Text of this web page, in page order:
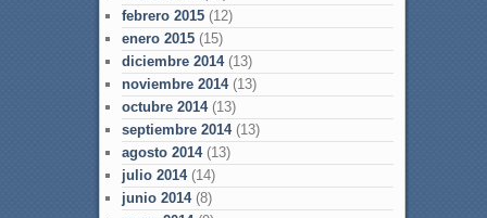
febrero 2015(12)
enero 2015(15)
diciembre 2014(13)
noviembre 2014(13)
octubre 2014(13)
septiembre 2014(13)
agosto 2014(13)
julio 2014(14)
junio 2014(8)